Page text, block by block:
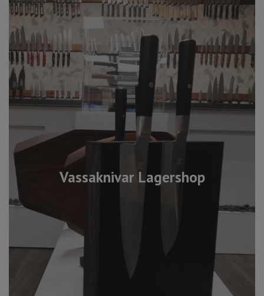
Vassaknivar Lagershop